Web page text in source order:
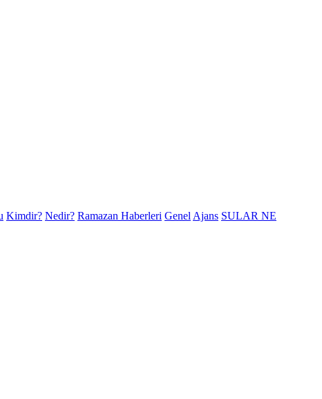
Kimdir? Nedir? Ramazan Haberleri Genel Ajans SULAR NE